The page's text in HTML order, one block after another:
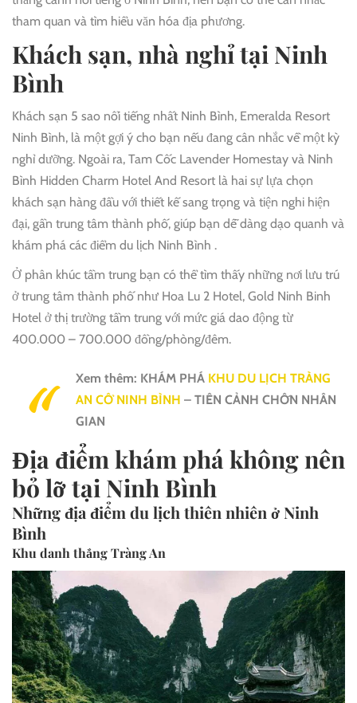
tham quan và tìm hiểu văn hóa địa phương.
Khách sạn, nhà nghỉ tại Ninh
Bình
Khách sạn 5 sao nổi tiếng nhất Ninh Bình, Emeralda Resort
Ninh Bình, là một gợi ý cho bạn nếu đang cân nhắc về một kỳ
nghỉ dưỡng. Ngoài ra, Tam Cốc Lavender Homestay và Ninh
Bình Hidden Charm Hotel And Resort là hai sự lựa chọn
khách sạn hàng đầu với thiết kế sang trọng và tiện nghi hiện
đại, gần trung tâm thành phố, giúp bạn dễ dàng dạo quanh và
khám phá các điểm du lịch Ninh Bình .
Ở phân khúc tầm trung bạn có thể tìm thấy những nơi lưu trú
ở trung tâm thành phố như Hoa Lu 2 Hotel, Gold Ninh Binh
Hotel ở thị trường tầm trung với mức giá dao động từ
400.000 – 700.000 đồng/phòng/đêm.
Xem thêm: KHÁM PHÁ KHU DU LỊCH TRÀNG
AN CỔ NINH BÌNH – TIÊN CẢNH CHỐN NHÂN
GIAN
Địa điểm khám phá không nên
bỏ lỡ tại Ninh Bình
Những địa điểm du lịch thiên nhiên ở Ninh
Bình
Khu danh thắng Tràng An